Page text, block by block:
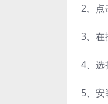
2、点
3、在
4、选
5、安